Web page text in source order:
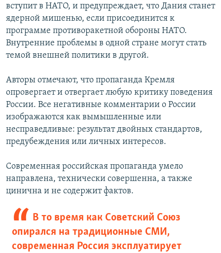
вступит в НАТО, и предупреждает, что Дания станет
ядерной мишенью, если присоединится к
программе противоракетной обороны НАТО.
Внутренние проблемы в одной стране могут стать
темой внешней политики в другой.
Авторы отмечают, что пропаганда Кремля
опровергает и отвергает любую критику поведения
России. Все негативные комментарии о России
изображаются как вымышленные или
несправедливые: результат двойных стандартов,
предубеждения или личных интересов.
Современная российская пропаганда умело
направлена, технически совершенна, а также
цинична и не содержит фактов.
В то время как Советский Союз
опирался на традиционные СМИ,
современная Россия эксплуатирует